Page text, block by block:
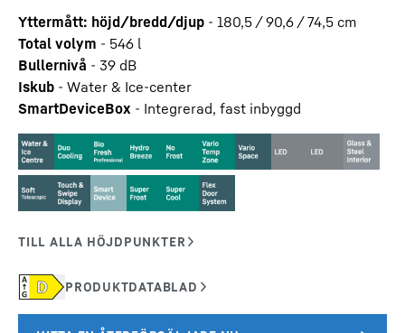
Yttermått: höjd/bredd/djup - 180,5 / 90,6 / 74,5 cm
Total volym - 546 l
Bullernivå - 39 dB
Iskub - Water & Ice-center
SmartDeviceBox - Integrerad, fast inbyggd